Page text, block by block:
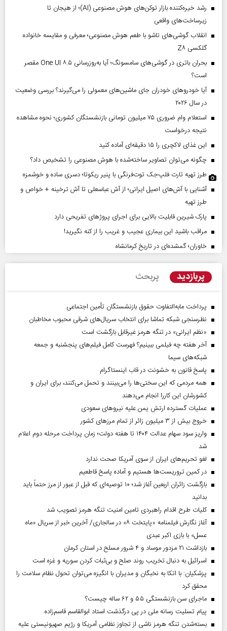
رشد خیره‌کننده بازار توکن‌های هوش مصنوعی (AI)؛ از هیجان تا
زیرساخت‌های واقعی
انقلاب گوشی‌های تاشو‌ با طعم هوش مصنوعی؛ معرفی و مقایسه خانواده
گلکسی Z۸
بحران باتری در گوشی‌های سامسونگ؛ آیا به‌روزرسانی One UI ۸.۵ مقصر
است؟
آیا خودروهای خودران جای ماشین‌های معمولی را می‌گیرند؟ بررسی وضعیت
در سال ۲۰۲۶
استعلام وام ضروری ۷۵ میلیون تومانی بازنشستگان کشوری؛ نحوه مشاهده
نتیجه درخواست
این غذای لاکچری را ۱۵ دقیقه‌ای آماده کنید
چگونه می‌توان تصاویر ساخته‌شده با هوش مصنوعی را تشخیص داد؟
طرز تهیه تارت فلپ‌جک توت‌فرنگی با پنیر ریکوتا؛ دسری ساده و خوشمزه
آشنایی با آش‌های اصیل ایرانی؛ از آش عباسعلی تا آش ترخینه + خواص و
طرز تهیه
پارک شیرین قابلیت‌ بالایی برای اجرای پروژهای تفریحی دارد
مراقب باشید این بیماری عجیب و غریب را از کنه نگیرید!
خاوران؛ گمشده‌ای در تاریخ کرمانشاه
پربازدید پربحث
پرداخت مابه‌التفاوت حقوق بازنشستگان تأمین اجتماعی
نظرسنجی شبکه تماشا برای انتخاب سریال‌های شرقی محبوب مخاطبان
«نظم ایرانی» در تنگه هرمز غیرقابل بازگشت است
آخر هفته چه فیلمی ببینیم؟ فهرست کامل فیلم‌های پنجشنبه و جمعه
شبکه‌های سیما
پاسخ قانون به خشونت در قاب اینستاگرام
همه مردمی که این سختی‌ها را می‌بینند و تحمل می‌کنند، برای ایران و
کشورشان این کاررا انجام می‌دهند
عملیات گسترده ارتش یمن علیه نیروهای سعودی
خروج بیش از ۳ میلیون زائر از تمام مرز‌های کشور
واریز سود سهام عدالت ۱۴۰۴ تا هفته دولت؛ زمان پرداخت مرحله دوم اعلام
شد
لغو تحریم‌های ایران از سوی آمریکا صحت ندارد
در کمین تروریست‌ها هستیم و آماده پاسخ قاطعیم
بازگشت زائران اربعین آغاز شد؛ ۱۰ توصیه‌ای که قبل از عبور از مرز حتماً باید
بدانید
کلیات طرح اقدام راهبردی تامین امنیت تنگه هرمز تصویب شد
آغاز نگارش فیلمنامه «پایتخت ۸» در سالجاری/ آخرین خبر از سریال «ماه
عسل» با بازی اکبر عبدی
بازداشت ۲۱ مزدور موساد و ۴ شرور مسلح در استان کرمان
اسرائیل به دنبال تخریب روند صلح و بی‌ثبات کردن سوریه و غزه است
پزشکیان: با اتکا به نخبگان و مدیران با انگیزه می‌توان تحول نظام سلامت را
محقق کرد
ماجرای سن بازنشستگی ۵۵ و ۶۲ ساله چیست؟
پیام تسلیت رسانه ملی در پی درگذشت استاد ابوالقاسم قاسم‌زاده
بسته‌شدن تنگه هرمز ناشی از تجاوز نظامی آمریکا و رژیم صهیونیستی علیه